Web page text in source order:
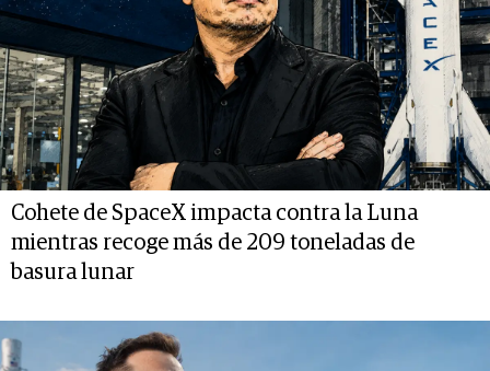
Cohete de SpaceX impacta contra la Luna
mientras recoge más de 209 toneladas de
basura lunar